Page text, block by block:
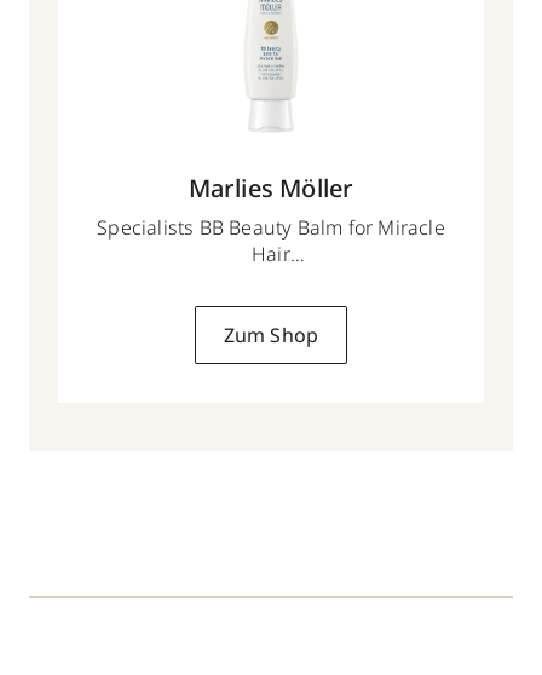
Marlies Möller
Specialists BB Beauty Balm for Miracle
Hair
Zum Shop